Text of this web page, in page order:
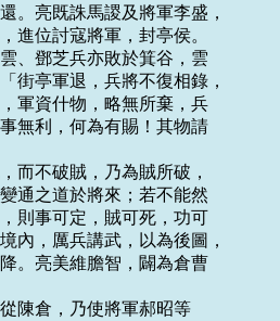
。亮既誅馬謖及將軍李盛，
進位討寇將軍，封亭侯。
、鄧芝兵亦敗於箕谷，雲
街亭軍退，兵將不復相錄，
軍資什物，略無所棄，兵
無利，何為有賜！其物請
而不破賊，乃為賊所破，
通之道於將來；若不能然
則事可定，賊可死，功可
內，厲兵講武，以為後圖，
。亮美維膽智，闢為倉曹
陳倉，乃使將軍郝昭等